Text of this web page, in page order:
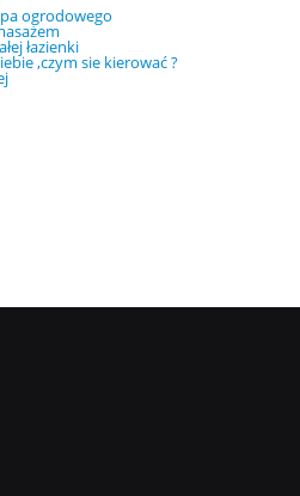
ogrodowego
łazienki
,czym sie kierować ?